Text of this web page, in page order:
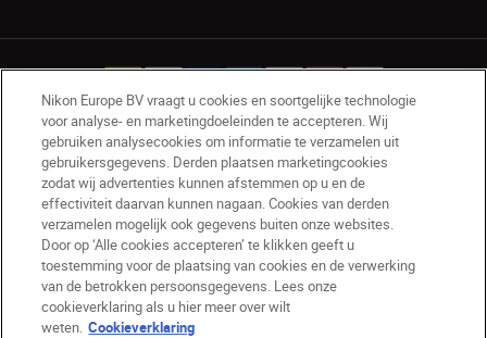
NL Nikon Sites
Contact opnemen
Privacyverklaring
Gebruiksvoorwaarden
Nikon Store - Algemene voorwaarden
Cookieverklaring
Toegankelijkheid
Cookie-instellingen
© 2026 Nikon
Nikon Europe BV vraagt u cookies en soortgelijke technologie
voor analyse- en marketingdoeleinden te accepteren. Wij
gebruiken analysecookies om informatie te verzamelen uit
gebruikersgegevens. Derden plaatsen marketingcookies
zodat wij advertenties kunnen afstemmen op u en de
effectiviteit daarvan kunnen nagaan. Cookies van derden
verzamelen mogelijk ook gegevens buiten onze websites.
Door op ‘Alle cookies accepteren’ te klikken geeft u
toestemming voor de plaatsing van cookies en de verwerking
van de betrokken persoonsgegevens. Lees onze
cookieverklaring als u hier meer over wilt
weten. Cookieverklaring